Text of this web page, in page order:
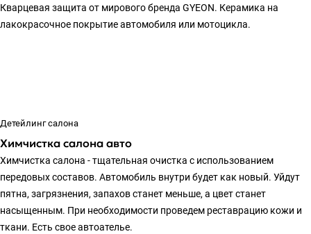
Кварцевая защита от мирового бренда GYEON. Керамика на
лакокрасочное покрытие автомобиля или мотоцикла.
Детейлинг салона
Химчистка салона авто
Химчистка салона - тщательная очистка с использованием
передовых составов. Автомобиль внутри будет как новый. Уйдут
пятна, загрязнения, запахов станет меньше, а цвет станет
насыщенным. При необходимости проведем реставрацию кожи и
ткани. Есть свое автоателье.